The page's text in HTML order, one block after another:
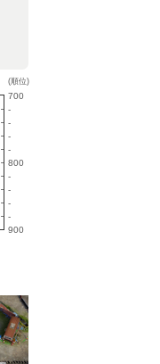
(順位)
700
-
-
-
-
800
-
-
-
-
900